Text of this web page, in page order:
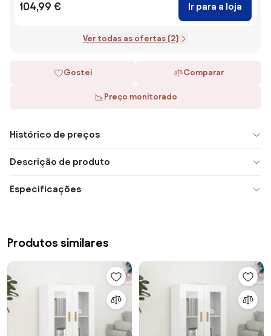
104,99 € Ir para a loja
Ver todas as ofertas (2)
Gostei Comparar
Preço monitorado
Histórico de preços
Descrição de produto
Especificações
Produtos similares